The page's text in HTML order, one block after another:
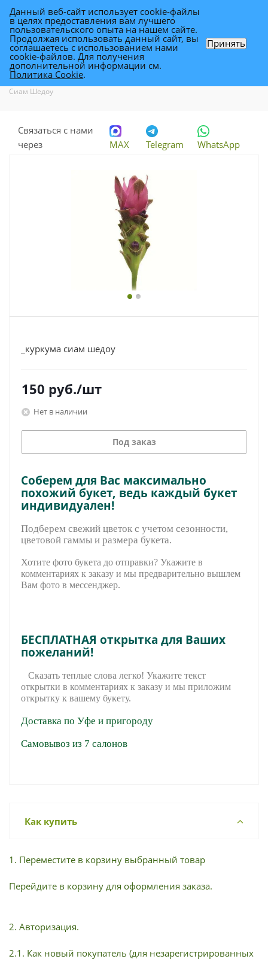
куркума Сиам Шедоу
Каталог - Каталог цветов в Уфе
Сиам Шедоу
Связаться с нами
через
MAX Telegram WhatsApp
_куркума сиам шедоу
150 руб./шт
Нет в наличии
Под заказ
Соберем для Вас максимально
похожий букет, ведь каждый букет
индивидуален!
Подберем свежий цветок с учетом сезонности,
цветовой гаммы и размера букета.
Хотите фото букета до отправки? Укажите в
комментариях к заказу и мы предварительно вышлем
Вам фото в мессенджер.
БЕСПЛАТНАЯ открытка для Ваших
пожеланий!
Сказать теплые слова легко! Укажите текст
открытки в комментариях к заказу и мы приложим
открытку к вашему букету.
Доставка по Уфе и пригороду
Самовывоз из 7 салонов
Как купить
1. Переместите в корзину выбранный товар
Перейдите в корзину для оформления заказа.
2. Авторизация.
2.1. Как новый покупатель (для незарегистрированных
Данный веб-сайт использует cookie-файлы
в целях предоставления вам лучшего
пользовательского опыта на нашем сайте.
Продолжая использовать данный сайт, вы
соглашаетесь с использованием нами
cookie-файлов. Для получения
дополнительной информации см.
Политика Cookie.
Принять